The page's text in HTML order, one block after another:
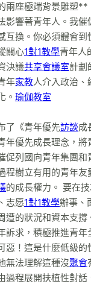
兩座極端背景雕塑**
影響著青年人。我
互換。你必須體會到
關心1對1教學青年人
決議共享會議室計劃
年家教人介入政治、
。 瑜伽教室
了《青年優先訪談成
年優先成長理念，將
促列國向青年集團和
程樹立有用的青年友
的成長權力。 要在
志愿1對1教學辦事、
遭的狀況和資本支撐
訴求，積極推進青年
惡！這是什麼低級
無法理解這種沒聚會
過程展開扶植性對